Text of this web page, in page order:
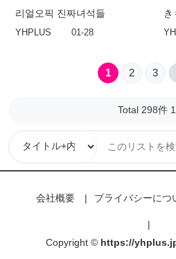
리얼오픽 진짜녀석들
YHPLUS 01-28
1 2 3
Total 298件1
会社概要 プライバシーにつ
Copyright © https://